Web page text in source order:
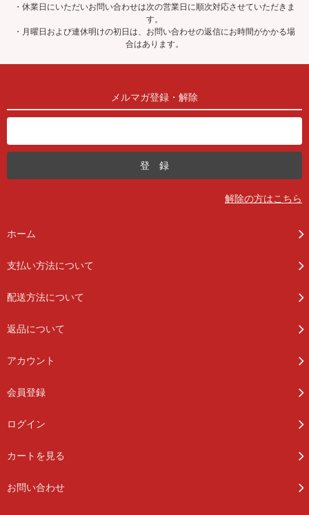
・休業日にいただいお問い合わせは次の営業日に順次対応させていただきま
す。
・月曜日および連休明けの初日は、お問い合わせの返信にお時間がかかる場
合はあります。
メルマガ登録・解除
解除の方はこちら
ホーム
支払い方法について
配送方法について
返品について
アカウント
会員登録
ログイン
カートを見る
お問い合わせ